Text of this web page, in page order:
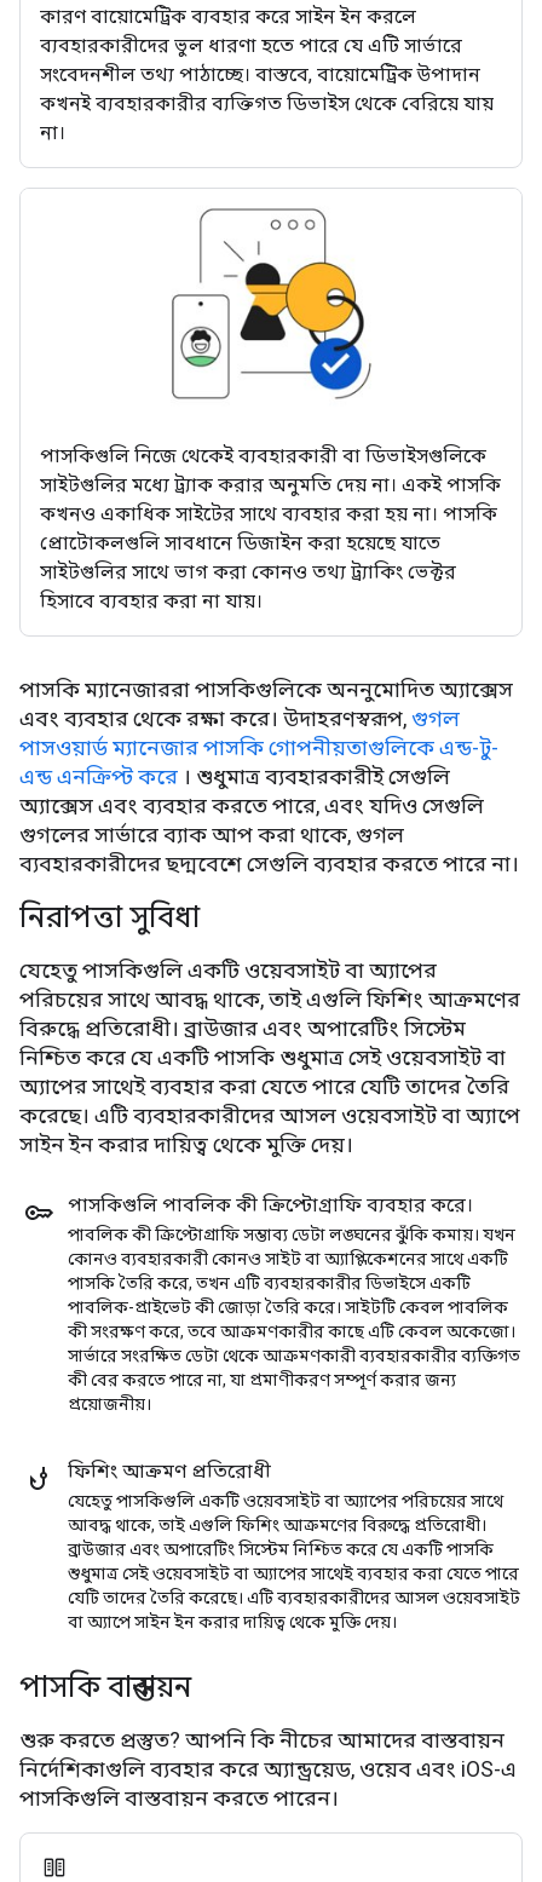
কারণ বায়োমেট্রিক ব্যবহার করে সাইন ইন করলে
ব্যবহারকারীদের ভুল ধারণা হতে পারে যে এটি সার্ভারে
সংবেদনশীল তথ্য পাঠাচ্ছে। বাস্তবে, বায়োমেট্রিক উপাদান
কখনই ব্যবহারকারীর ব্যক্তিগত ডিভাইস থেকে বেরিয়ে যায়
না।
পাসকিগুলি নিজে থেকেই ব্যবহারকারী বা ডিভাইসগুলিকে
সাইটগুলির মধ্যে ট্র্যাক করার অনুমতি দেয় না। একই পাসকি
কখনও একাধিক সাইটের সাথে ব্যবহার করা হয় না। পাসকি
প্রোটোকলগুলি সাবধানে ডিজাইন করা হয়েছে যাতে
সাইটগুলির সাথে ভাগ করা কোনও তথ্য ট্র্যাকিং ভেক্টর
হিসাবে ব্যবহার করা না যায়।
পাসকি ম্যানেজাররা পাসকিগুলিকে অননুমোদিত অ্যাক্সেস
এবং ব্যবহার থেকে রক্ষা করে। উদাহরণস্বরূপ,গুগল
পাসওয়ার্ড ম্যানেজার পাসকি গোপনীয়তাগুলিকে এন্ড-টু-
এন্ড এনক্রিপ্ট করে । শুধুমাত্র ব্যবহারকারীই সেগুলি
অ্যাক্সেস এবং ব্যবহার করতে পারে, এবং যদিও সেগুলি
গুগলের সার্ভারে ব্যাক আপ করা থাকে, গুগল
ব্যবহারকারীদের ছদ্মবেশে সেগুলি ব্যবহার করতে পারে না।
নিরাপত্তা সুবিধা
যেহেতু পাসকিগুলি একটি ওয়েবসাইট বা অ্যাপের
পরিচয়ের সাথে আবদ্ধ থাকে, তাই এগুলি ফিশিং আক্রমণের
বিরুদ্ধে প্রতিরোধী। ব্রাউজার এবং অপারেটিং সিস্টেম
নিশ্চিত করে যে একটি পাসকি শুধুমাত্র সেই ওয়েবসাইট বা
অ্যাপের সাথেই ব্যবহার করা যেতে পারে যেটি তাদের তৈরি
করেছে। এটি ব্যবহারকারীদের আসল ওয়েবসাইট বা অ্যাপে
সাইন ইন করার দায়িত্ব থেকে মুক্তি দেয়।
পাসকিগুলি পাবলিক কী ক্রিপ্টোগ্রাফি ব্যবহার করে।
পাবলিক কী ক্রিপ্টোগ্রাফি সম্ভাব্য ডেটা লঙ্ঘনের ঝুঁকি কমায়। যখন
কোনও ব্যবহারকারী কোনও সাইট বা অ্যাপ্লিকেশনের সাথে একটি
পাসকি তৈরি করে, তখন এটি ব্যবহারকারীর ডিভাইসে একটি
পাবলিক-প্রাইভেট কী জোড়া তৈরি করে। সাইটটি কেবল পাবলিক
কী সংরক্ষণ করে, তবে আক্রমণকারীর কাছে এটি কেবল অকেজো।
সার্ভারে সংরক্ষিত ডেটা থেকে আক্রমণকারী ব্যবহারকারীর ব্যক্তিগত
কী বের করতে পারে না, যা প্রমাণীকরণ সম্পূর্ণ করার জন্য
প্রয়োজনীয়।
ফিশিং আক্রমণ প্রতিরোধী
যেহেতু পাসকিগুলি একটি ওয়েবসাইট বা অ্যাপের পরিচয়ের সাথে
আবদ্ধ থাকে, তাই এগুলি ফিশিং আক্রমণের বিরুদ্ধে প্রতিরোধী।
ব্রাউজার এবং অপারেটিং সিস্টেম নিশ্চিত করে যে একটি পাসকি
শুধুমাত্র সেই ওয়েবসাইট বা অ্যাপের সাথেই ব্যবহার করা যেতে পারে
যেটি তাদের তৈরি করেছে। এটি ব্যবহারকারীদের আসল ওয়েবসাইট
বা অ্যাপে সাইন ইন করার দায়িত্ব থেকে মুক্তি দেয়।
পাসকি বাস্তবায়ন
শুরু করতে প্রস্তুত? আপনি কি নীচের আমাদের বাস্তবায়ন
নির্দেশিকাগুলি ব্যবহার করে অ্যান্ড্রয়েড, ওয়েব এবং iOS-এ
পাসকিগুলি বাস্তবায়ন করতে পারেন।